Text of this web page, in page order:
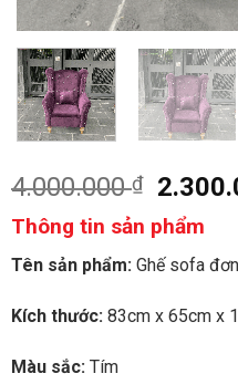
4.000.000₫
Giá
gốc
là:
Thông tin sản phẩm
Tên sản phẩm: Ghế sofa
Kích thước: 83cm x 65cm x
Màu sắc: Tím